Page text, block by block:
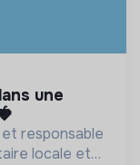
responsable
locale et